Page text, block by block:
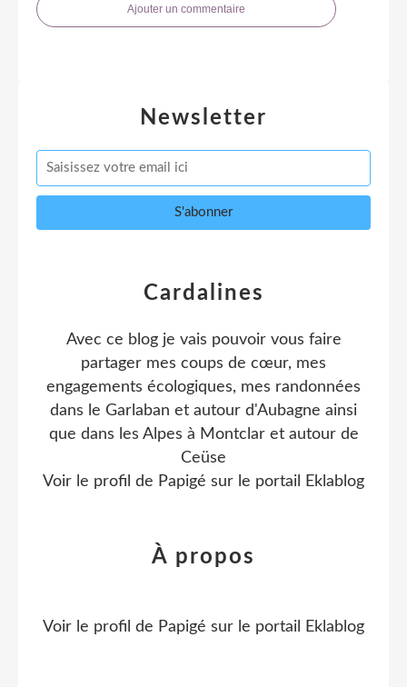
Ajouter un commentaire
Newsletter
Cardalines
Avec ce blog je vais pouvoir vous faire
partager mes coups de cœur, mes
engagements écologiques, mes randonnées
dans le Garlaban et autour d'Aubagne ainsi
que dans les Alpes à Montclar et autour de
Ceüse
Voir le profil de Papigé sur le portail Eklablog
À propos
Voir le profil de Papigé sur le portail Eklablog